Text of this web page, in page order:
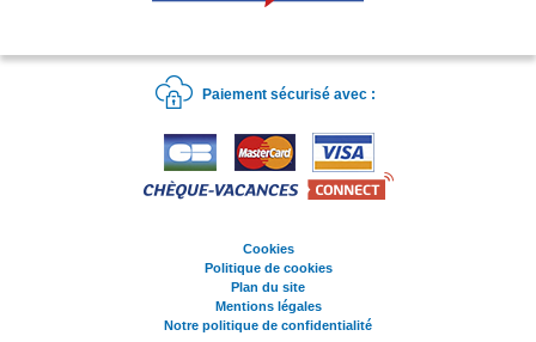
Paiement sécurisé avec :
Cookies
Politique de cookies
Plan du site
Mentions légales
Notre politique de confidentialité